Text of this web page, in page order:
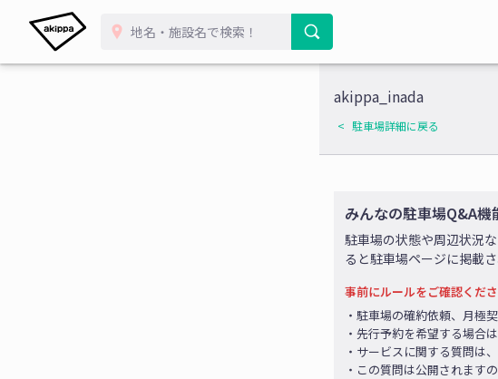
akippa_inada
駐車場詳細に戻る
みんなの駐車場Q&A機
駐車場の状態や周辺状況
ると駐車場ページに掲載
事前にルールをご確認くださ
・駐車場の確約依頼、月極
・先行予約を希望する場合
・サービスに関する質問は、
・この質問は公開されます